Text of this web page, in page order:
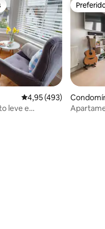
4,95 de uma avaliação
4,95 (493)
leve e